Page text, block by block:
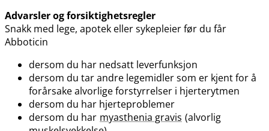
Advarsler og forsiktighetsregler
Snakk med lege, apotek eller sykepleier før du får
Abboticin
dersom du har nedsatt leverfunksjon
dersom du tar andre legemidler som er kjent for å
forårsake alvorlige forstyrrelser i hjerterytmen
dersom du har hjerteproblemer
dersom du har myasthenia gravis (alvorlig